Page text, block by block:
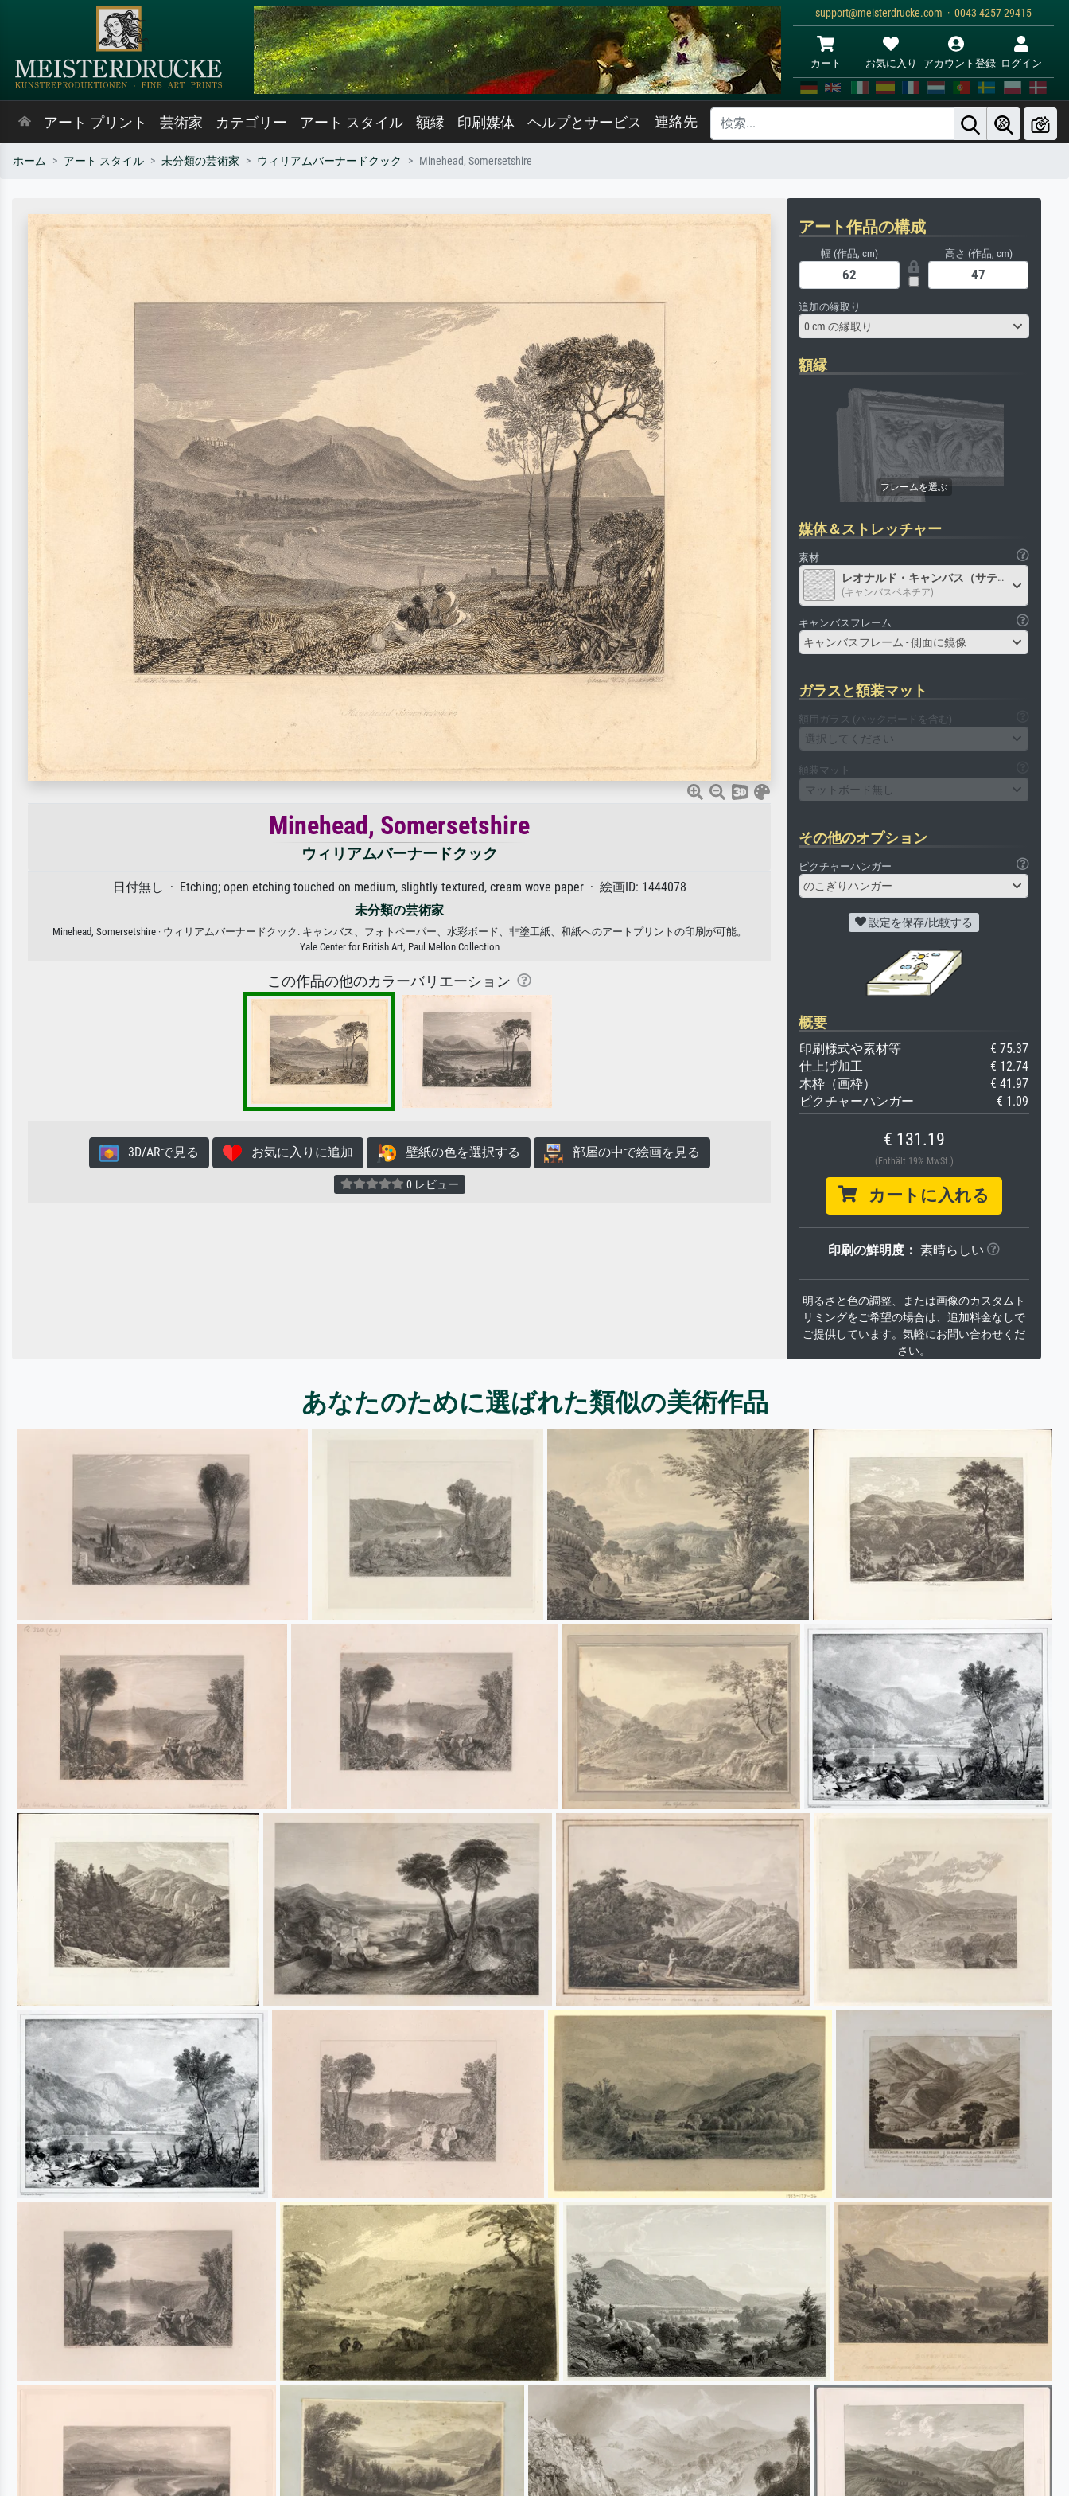
support@meisterdrucke.com · 0043 4257 29415
カート お気に入り アカウント登録 ログイン
アート プリント 芸術家 カテゴリー アート スタイル 額縁 印刷媒体 ヘルプとサービス 連絡先
ホーム アート スタイル 未分類の芸術家 ウィリアムバーナードクック Minehead, Somersetshire
Minehead, Somersetshire
ウィリアムバーナードクック
日付無し · Etching; open etching touched on medium, slightly textured, cream wove paper · 絵画ID: 1444078
未分類の芸術家
Minehead, Somersetshire · ウィリアムバーナードクック. キャンバス、フォトペーパー、水彩ボード、非塗工紙、和紙へのアートプリントの印刷が可能。
Yale Center for British Art, Paul Mellon Collection
この作品の他のカラーバリエーション
3D/ARで見る お気に入りに追加 壁紙の色を選択する 部屋の中で絵画を見る
0 レビュー
アート作品の構成
幅 (作品, cm) 高さ (作品, cm)
追加の縁取り
0 cm の縁取り
額縁
媒体＆ストレッチャー
素材
レオナルド・キャンバス（サテン）
(キャンバスベネチア)
キャンバスフレーム
キャンバスフレーム - 側面に鏡像
ガラスと額装マット
額用ガラス (バックボードを含む)
選択してください
額装マット
マットボード無し
その他のオプション
ピクチャーハンガー
のこぎりハンガー
設定を保存/比較する
概要
印刷様式や素材等
€ 75.37
仕上げ加工
€ 12.74
木枠（画枠）
€ 41.97
ピクチャーハンガー
€ 1.09
€ 131.19
(Enthält 19% MwSt.)
カートに入れる
印刷の鮮明度： 素晴らしい
明るさと色の調整、または画像のカスタムト
リミングをご希望の場合は、追加料金なしで
ご提供しています。気軽にお問い合わせくだ
さい。
あなたのために選ばれた類似の美術作品